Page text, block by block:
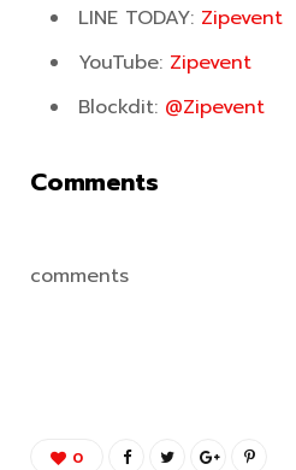
LINE TODAY: Zipevent
YouTube: Zipevent
Blockdit: @Zipevent
Comments
comments
0